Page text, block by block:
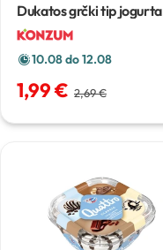
Dukatos grčki tip jogurta
450g
10.08 do 12.08
1,99 € 2,69 €